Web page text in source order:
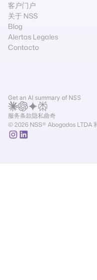
客户门户
关于 NSS
Blog
Alertas Legales
Contacto
Get an AI summary of NSS
服务条款隐私曲奇
© 2026 NSS® Abogados LTDA